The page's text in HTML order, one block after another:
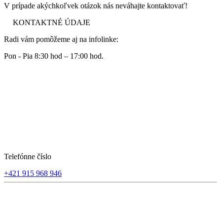
V prípade akýchkoľvek otázok nás neváhajte kontaktovať!
KONTAKTNÉ ÚDAJE
Radi vám pomôžeme aj na infolinke:
Pon - Pia 8:30 hod – 17:00 hod.
Telefónne číslo
+421 915 968 946